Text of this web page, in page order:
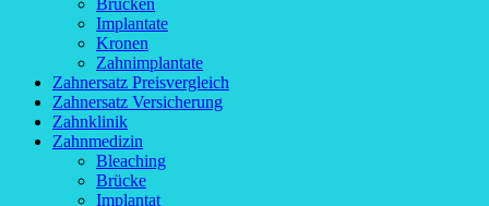
Implantate
Kronen
Zahnimplantate
Zahnersatz Preisvergleich
Zahnersatz Versicherung
Zahnklinik
Zahnmedizin
Bleaching
Brücke
Implantat